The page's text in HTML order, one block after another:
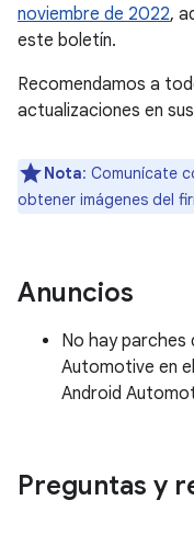
noviembre de 2022,
este boletín.
Recomendamos a
actualizaciones en
Nota: Comunícate
obtener imágenes del
Anuncios
No hay parches
Automotive en
Android
Preguntas y